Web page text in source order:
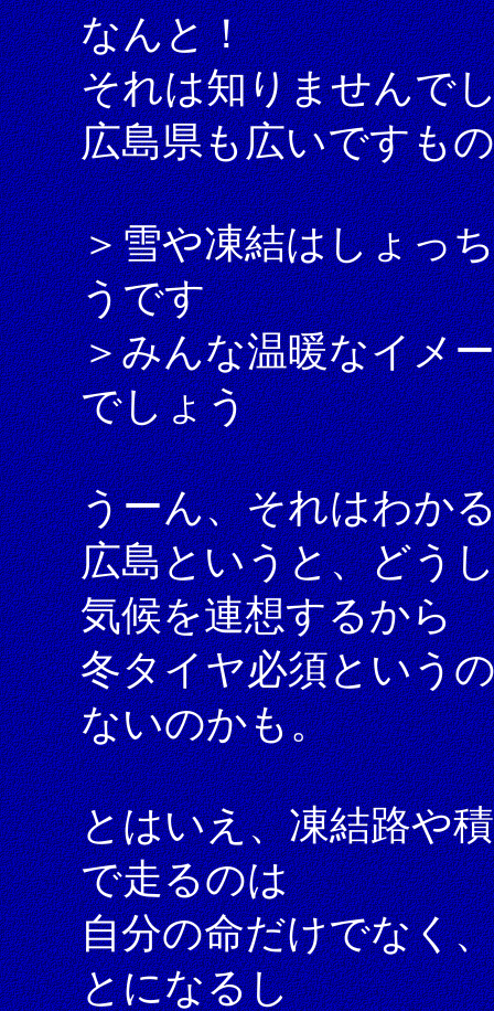
なんと！
それは知りませんで
広島県も広いですも
＞雪や凍結はしょっ
うです
＞みんな温暖なイメ
でしょう
うーん、それはわか
広島というと、どう
気候を連想するから
冬タイヤ必須という
ないのかも。
とはいえ、凍結路や
で走るのは
自分の命だけでなく
とになるし